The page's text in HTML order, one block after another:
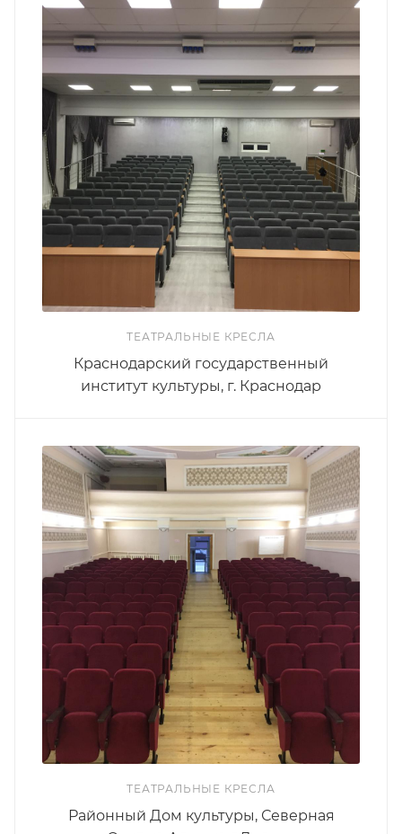
ТЕАТРАЛЬНЫЕ КРЕСЛА
Краснодарский государственный
институт культуры, г. Краснодар
ТЕАТРАЛЬНЫЕ КРЕСЛА
Районный Дом культуры, Северная